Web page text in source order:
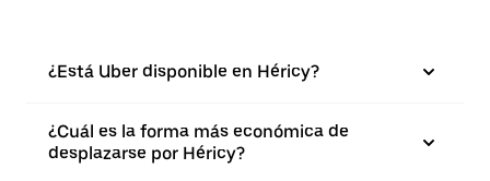
¿Está Uber disponible en Héricy?
¿Cuál es la forma más económica de
desplazarse por Héricy?